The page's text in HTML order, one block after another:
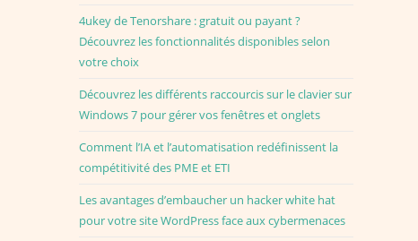
4ukey de Tenorshare : gratuit ou payant ?
Découvrez les fonctionnalités disponibles selon
votre choix
Découvrez les différents raccourcis sur le clavier sur
Windows 7 pour gérer vos fenêtres et onglets
Comment l’IA et l’automatisation redéfinissent la
compétitivité des PME et ETI
Les avantages d’embaucher un hacker white hat
pour votre site WordPress face aux cybermenaces